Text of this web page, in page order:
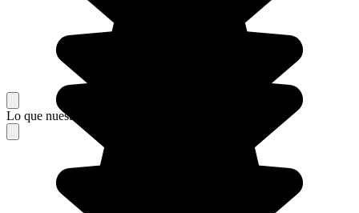
Lo que nuestros viajeros piensan de su estancia